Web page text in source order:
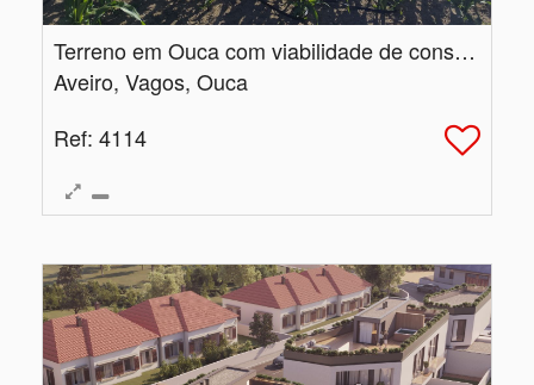
Terreno em Ouca com viabilidade de construção
Aveiro, Vagos, Ouca
Ref: 4114